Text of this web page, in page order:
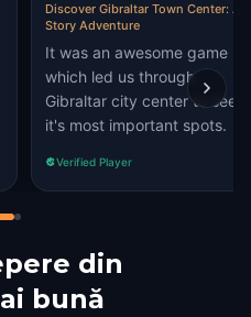
Discover Gibraltar Town Center: A
Story Adventure
It was an awesome game
which led us through
Gibraltar city center to see
it's most important spots.
Verified Player
din
bună